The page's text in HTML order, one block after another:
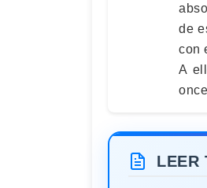
de
con
A
LEER